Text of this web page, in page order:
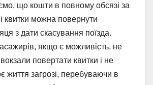
що кошти в повному обсязі за
квитки можна повернути
з дати скасування поїзда.
якщо є можливість, не
повертати квитки і не
життя загрозі, перебуваючи в